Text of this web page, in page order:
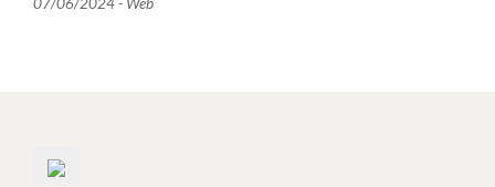
07/06/2024 - Web